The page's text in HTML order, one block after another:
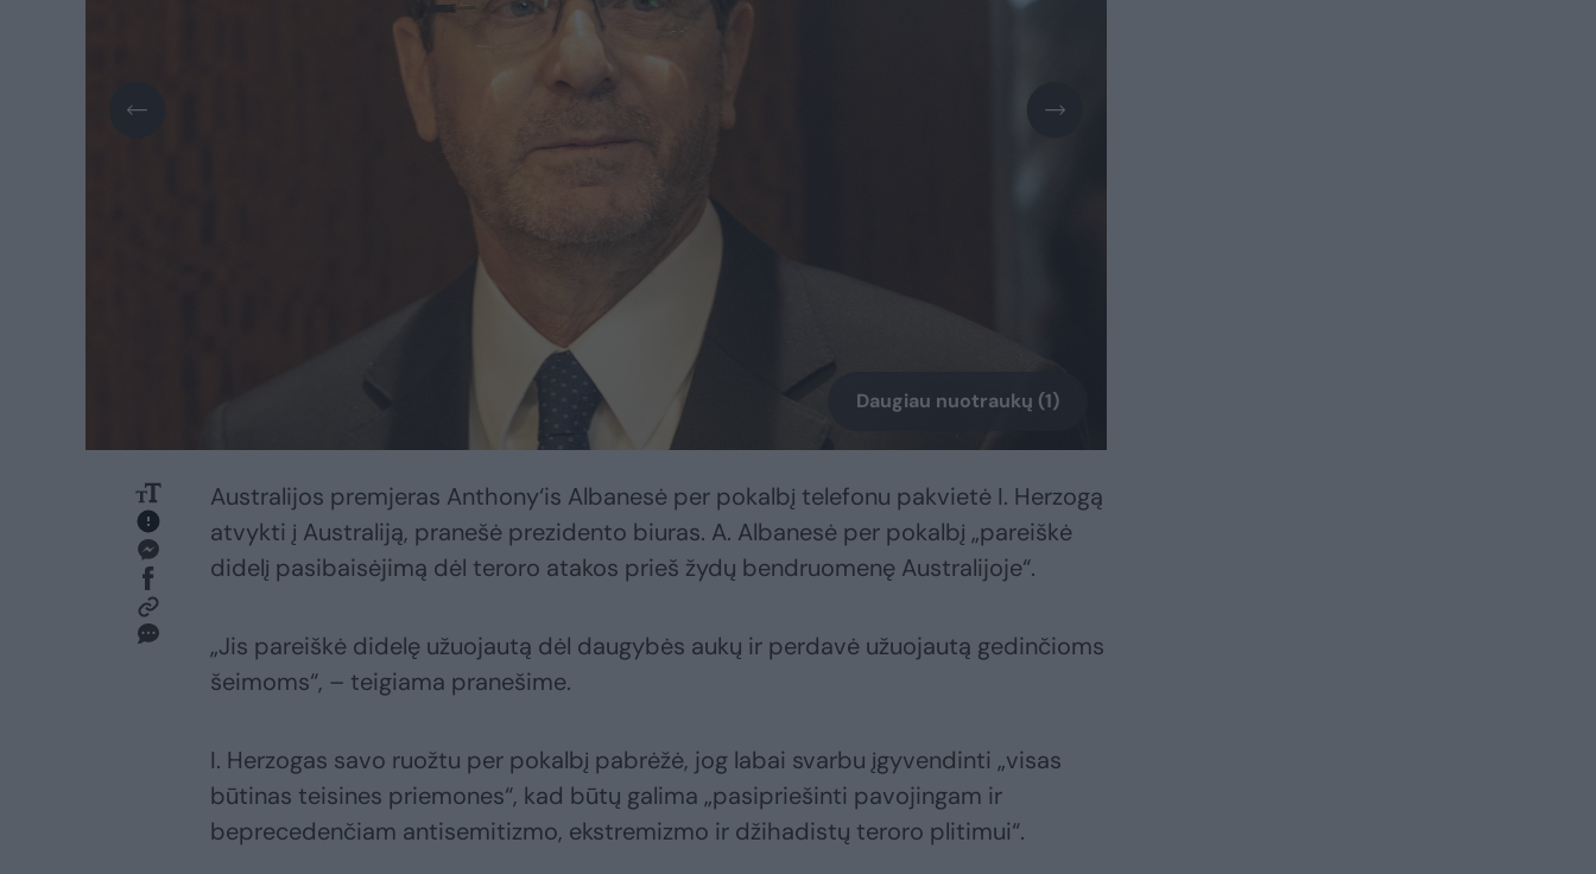
Daugiau nuotraukų (1)
Australijos premjeras Anthony‘is Albanesė per pokalbį telefonu pakvietė I. Herzogą
atvykti į Australiją, pranešė prezidento biuras. A. Albanesė per pokalbį „pareiškė
didelį pasibaisėjimą dėl teroro atakos prieš žydų bendruomenę Australijoje“.
„Jis pareiškė didelę užuojautą dėl daugybės aukų ir perdavė užuojautą gedinčioms
šeimoms“, – teigiama pranešime.
I. Herzogas savo ruožtu per pokalbį pabrėžė, jog labai svarbu įgyvendinti „visas
būtinas teisines priemones“, kad būtų galima „pasipriešinti pavojingam ir
beprecedenčiam antisemitizmo, ekstremizmo ir džihadistų teroro plitimui“.